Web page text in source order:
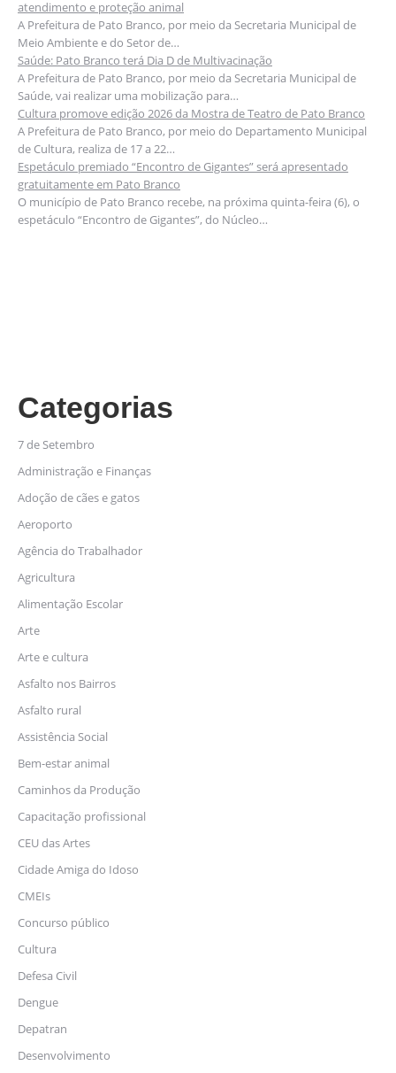
atendimento e proteção animal
A Prefeitura de Pato Branco, por meio da Secretaria Municipal de
Meio Ambiente e do Setor de…
Saúde: Pato Branco terá Dia D de Multivacinação
A Prefeitura de Pato Branco, por meio da Secretaria Municipal de
Saúde, vai realizar uma mobilização para…
Cultura promove edição 2026 da Mostra de Teatro de Pato Branco
A Prefeitura de Pato Branco, por meio do Departamento Municipal
de Cultura, realiza de 17 a 22…
Espetáculo premiado “Encontro de Gigantes” será apresentado
gratuitamente em Pato Branco
O município de Pato Branco recebe, na próxima quinta-feira (6), o
espetáculo “Encontro de Gigantes”, do Núcleo…
Categorias
7 de Setembro
Administração e Finanças
Adoção de cães e gatos
Aeroporto
Agência do Trabalhador
Agricultura
Alimentação Escolar
Arte
Arte e cultura
Asfalto nos Bairros
Asfalto rural
Assistência Social
Bem-estar animal
Caminhos da Produção
Capacitação profissional
CEU das Artes
Cidade Amiga do Idoso
CMEIs
Concurso público
Cultura
Defesa Civil
Dengue
Depatran
Desenvolvimento